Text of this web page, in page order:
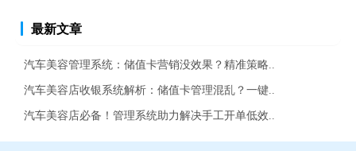
最新文章
汽车美容管理系统：储值卡营销没效果？精准策略..
汽车美容店收银系统解析：储值卡管理混乱？一键..
汽车美容店必备！管理系统助力解决手工开单低效..